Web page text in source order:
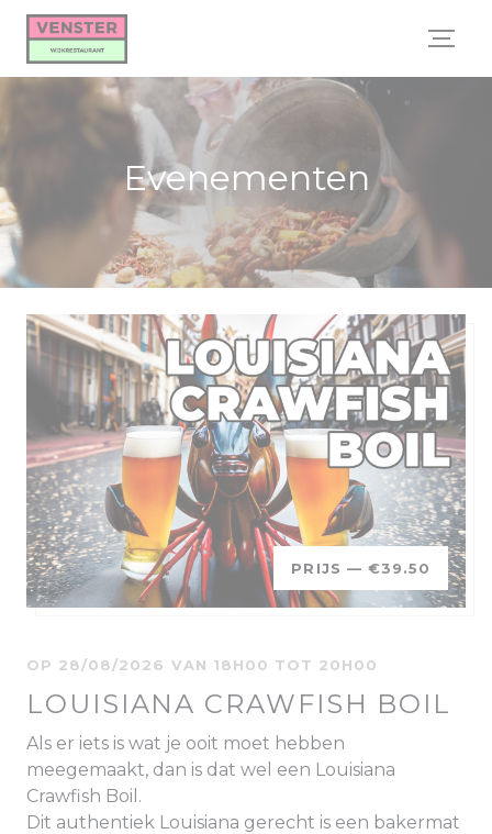
Cookies beheer paneel
Evenementen
PRIJS — €39.50
OP 28/08/2026 VAN 18H00 TOT 20H00
LOUISIANA CRAWFISH BOIL
Als er iets is wat je ooit moet hebben
meegemaakt, dan is dat wel een Louisiana
Crawfish Boil.
Dit authentiek Louisiana gerecht is een bakermat